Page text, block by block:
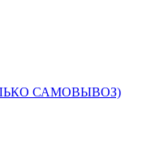
САМОВЫВОЗ)